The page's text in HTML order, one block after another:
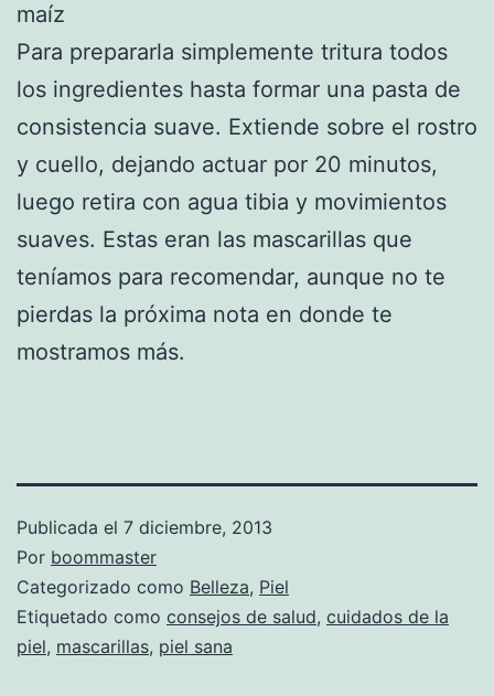
maíz
Para prepararla simplemente tritura todos
los ingredientes hasta formar una pasta de
consistencia suave. Extiende sobre el rostro
y cuello, dejando actuar por 20 minutos,
luego retira con agua tibia y movimientos
suaves. Estas eran las mascarillas que
teníamos para recomendar, aunque no te
pierdas la próxima nota en donde te
mostramos más.
Publicada el 7 diciembre, 2013
Por boommaster
Categorizado como Belleza, Piel
Etiquetado como consejos de salud, cuidados de la
piel, mascarillas, piel sana